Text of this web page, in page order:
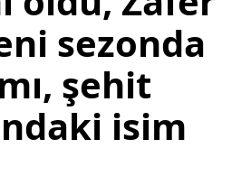
sezonda
şehit
isim